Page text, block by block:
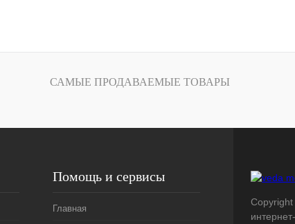
Сравнение
САМЫЕ ПРОДАВАЕМЫЕ ТОВАРЫ
Помощь и сервисы
Главная